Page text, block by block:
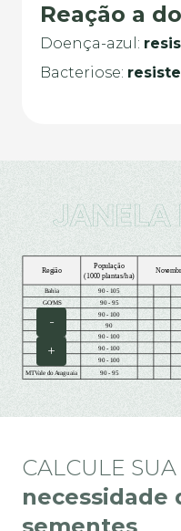
Reação a
Doença-azul :
Bacteriose:
-
+
CALCULE SUA
necessidade